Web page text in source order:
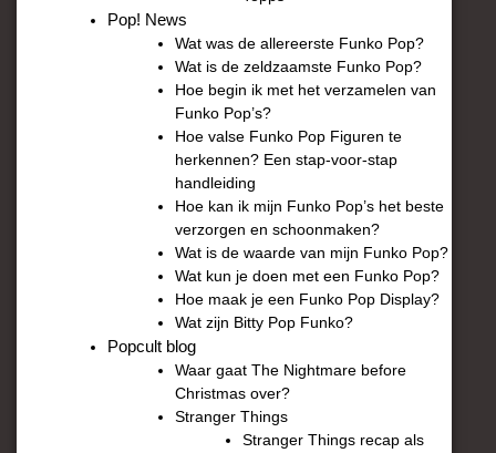
Pop! News
Wat was de allereerste Funko Pop?
Wat is de zeldzaamste Funko Pop?
Hoe begin ik met het verzamelen van
Funko Pop’s?
Hoe valse Funko Pop Figuren te
herkennen? Een stap-voor-stap
handleiding
Hoe kan ik mijn Funko Pop’s het beste
verzorgen en schoonmaken?
Wat is de waarde van mijn Funko Pop?
Wat kun je doen met een Funko Pop?
Hoe maak je een Funko Pop Display?
Wat zijn Bitty Pop Funko?
Popcult blog
Waar gaat The Nightmare before
Christmas over?
Stranger Things
Stranger Things recap als